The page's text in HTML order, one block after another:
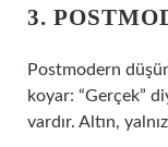
3.
Postmodern
koyar: “Gerçek”
vardır. Altın,